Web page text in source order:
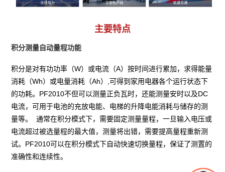
主要特点
积分测量自动量程功能
积分是对有功功率（W）或电流（A）按时间进行累加，求得能量
消耗（Wh）或电量消耗（Ah）,可得到家用电器各个运行状态下
的功耗。PF2010不但可以测量正负瓦时，还能测量安时以及DC
电流，可用于电池的充放电能、电梯的升降电能消耗与储存的测
量等。  通常在积分模式下，需要固定测量量程，一旦输入电压或
电流超过被选量程的最大值，测量将出错，需要提高量程重新测
试。PF2010可以在积分模式下自动快速切换量程，保证了测置的
准确性和连续性。